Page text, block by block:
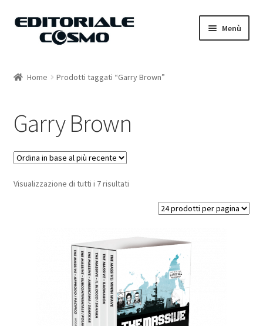
Vai
Vai
Menù
Carrello
Il mio account
Home Prodotti taggati “Garry Brown”
Garry Brown
Visualizzazione di tutti i 7 risultati